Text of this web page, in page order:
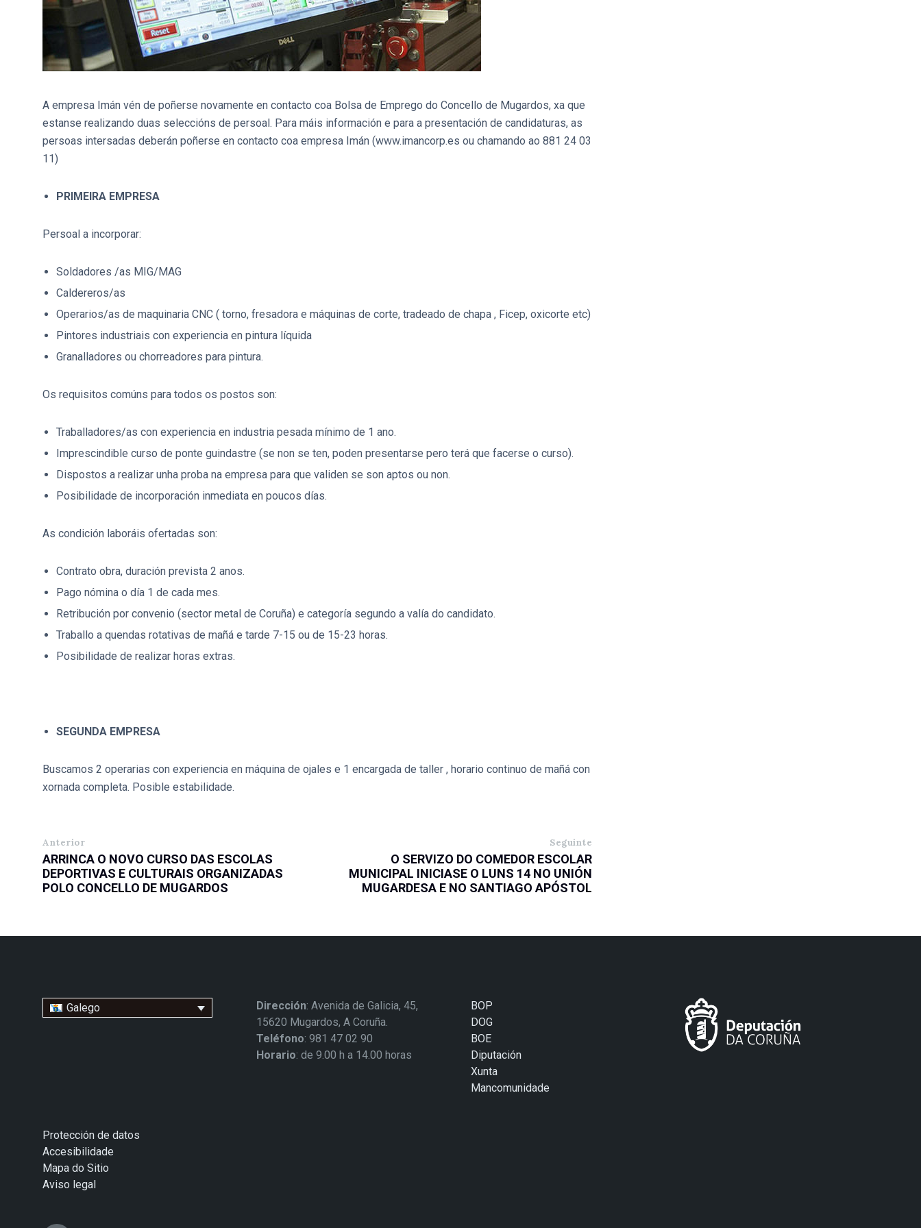
A empresa Imán vén de poñerse novamente en contacto coa Bolsa de Emprego do Concello de Mugardos, xa que
estanse realizando duas seleccións de persoal. Para máis información e para a presentación de candidaturas, as
persoas intersadas deberán poñerse en contacto coa empresa Imán (www.imancorp.es ou chamando ao 881 24 03
11)
PRIMEIRA EMPRESA
Persoal a incorporar:
Soldadores /as MIG/MAG
Caldereros/as
Operarios/as de maquinaria CNC ( torno, fresadora e máquinas de corte, tradeado de chapa , Ficep, oxicorte etc)
Pintores industriais con experiencia en pintura líquida
Granalladores ou chorreadores para pintura.
Os requisitos comúns para todos os postos son:
Traballadores/as con experiencia en industria pesada mínimo de 1 ano.
Imprescindible curso de ponte guindastre (se non se ten, poden presentarse pero terá que facerse o curso).
Dispostos a realizar unha proba na empresa para que validen se son aptos ou non.
Posibilidade de incorporación inmediata en poucos días.
As condición laboráis ofertadas son:
Contrato obra, duración prevista 2 anos.
Pago nómina o día 1 de cada mes.
Retribución por convenio (sector metal de Coruña) e categoría segundo a valía do candidato.
Traballo a quendas rotativas de mañá e tarde 7-15 ou de 15-23 horas.
Posibilidade de realizar horas extras.
SEGUNDA EMPRESA
Buscamos 2 operarias con experiencia en máquina de ojales e 1 encargada de taller , horario continuo de mañá con
xornada completa. Posible estabilidade.
Anterior
ARRINCA O NOVO CURSO DAS ESCOLAS
DEPORTIVAS E CULTURAIS ORGANIZADAS
POLO CONCELLO DE MUGARDOS
Seguinte
O SERVIZO DO COMEDOR ESCOLAR
MUNICIPAL INICIASE O LUNS 14 NO UNIÓN
MUGARDESA E NO SANTIAGO APÓSTOL
Galego Dirección: Avenida de Galicia, 45,
15620 Mugardos, A Coruña.
Teléfono: 981 47 02 90
Horario: de 9.00 h a 14.00 horas
BOP
DOG
BOE
Diputación
Xunta
Mancomunidade
Protección de datos
Accesibilidade
Mapa do Sitio
Aviso legal